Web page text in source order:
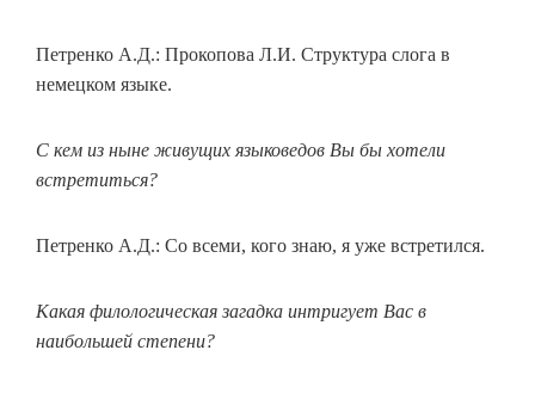
Петренко А.Д.: Прокопова Л.И. Структура слога в
немецком языке.
С кем из ныне живущих языковедов Вы бы хотели
встретиться?
Петренко А.Д.: Со всеми, кого знаю, я уже встретился.
Какая филологическая загадка интригует Вас в
наибольшей степени?